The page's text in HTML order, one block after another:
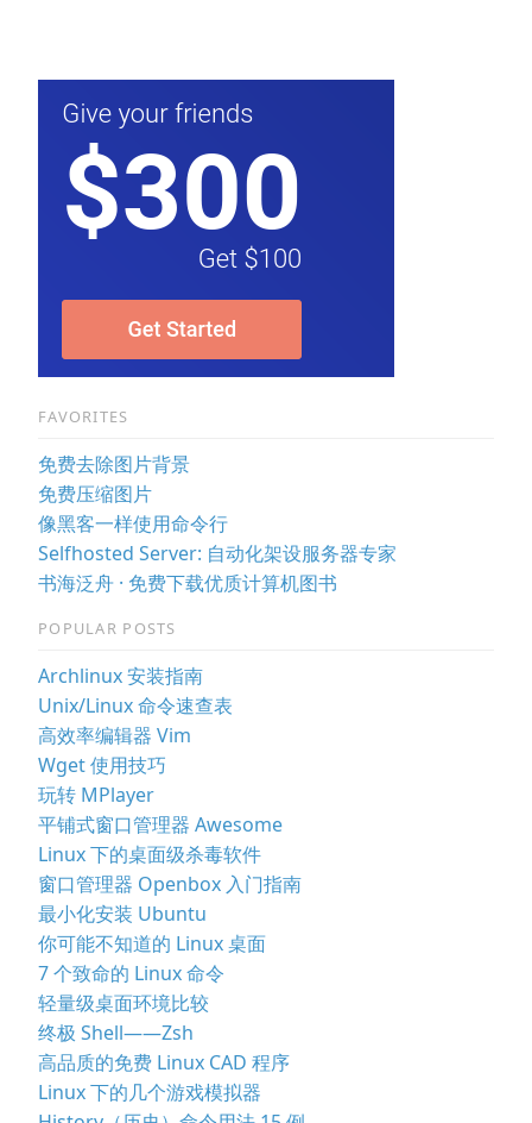
FAVORITES
免费去除图片背景
免费压缩图片
像黑客一样使用命令行
Selfhosted Server: 自动化架设服务器专家
书海泛舟 · 免费下载优质计算机图书
POPULAR POSTS
Archlinux 安装指南
Unix/Linux 命令速查表
高效率编辑器 Vim
Wget 使用技巧
玩转 MPlayer
平铺式窗口管理器 Awesome
Linux 下的桌面级杀毒软件
窗口管理器 Openbox 入门指南
最小化安装 Ubuntu
你可能不知道的 Linux 桌面
7 个致命的 Linux 命令
轻量级桌面环境比较
终极 Shell——Zsh
高品质的免费 Linux CAD 程序
Linux 下的几个游戏模拟器